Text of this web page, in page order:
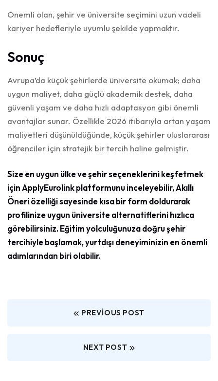
Önemli olan, şehir ve üniversite seçimini uzun vadeli
kariyer hedefleriyle uyumlu şekilde yapmaktır.
Sonuç
Avrupa’da küçük şehirlerde üniversite okumak; daha
uygun maliyet, daha güçlü akademik destek, daha
güvenli yaşam ve daha hızlı adaptasyon gibi önemli
avantajlar sunar. Özellikle 2026 itibarıyla artan yaşam
maliyetleri düşünüldüğünde, küçük şehirler uluslararası
öğrenciler için stratejik bir tercih haline gelmiştir.
Size en uygun ülke ve şehir seçeneklerini keşfetmek
için ApplyEurolink platformunu inceleyebilir, Akıllı
Öneri özelliği sayesinde kısa bir form doldurarak
profilinize uygun üniversite alternatiflerini hızlıca
görebilirsiniz. Eğitim yolculuğunuza doğru şehir
tercihiyle başlamak, yurtdışı deneyiminizin en önemli
adımlarından biri olabilir.
PREVIOUS POST
NEXT POST